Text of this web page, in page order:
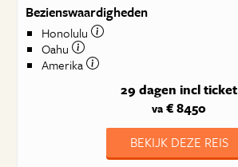
Bezienswaardigheden
Honolulu
Oahu
Amerika
29 dagen incl ticket
va € 8450
BEKIJK DEZE REIS